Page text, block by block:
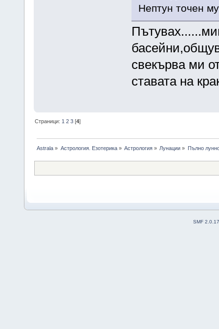
Нептун точен
свекърва ми
ставата на
Страници: 1 2 3 [4]
Astrala » Астрология. Езотерика» Астрология» Лунации » Пълно
SMF 2.0.17